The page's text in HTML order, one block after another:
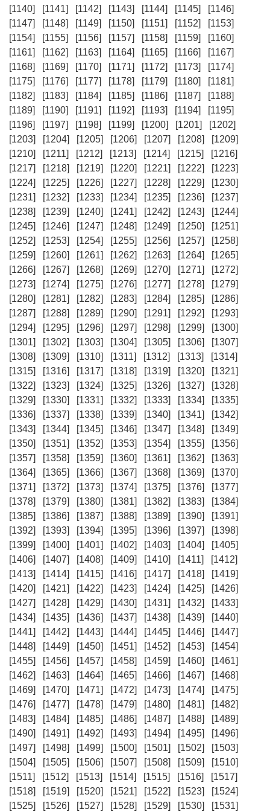
[1140]
[1141] [1142] [1143] [1144] [1145]
[1146]
[1147]
[1148] [1149] [1150] [1151] [1152]
[1153]
[1154]
[1155] [1156] [1157] [1158] [1159]
[1160]
[1161]
[1162] [1163] [1164] [1165] [1166]
[1167]
[1168]
[1169] [1170] [1171] [1172] [1173]
[1174]
[1175]
[1176] [1177] [1178] [1179] [1180]
[1181]
[1182]
[1183] [1184] [1185] [1186] [1187]
[1188]
[1189]
[1190] [1191] [1192] [1193] [1194]
[1195]
[1196]
[1197] [1198] [1199] [1200] [1201]
[1202]
[1203]
[1204] [1205] [1206] [1207] [1208]
[1209]
[1210]
[1211] [1212] [1213] [1214] [1215]
[1216]
[1217]
[1218] [1219] [1220] [1221] [1222]
[1223]
[1224]
[1225] [1226] [1227] [1228] [1229]
[1230]
[1231]
[1232] [1233] [1234] [1235] [1236]
[1237]
[1238]
[1239] [1240] [1241] [1242] [1243]
[1244]
[1245]
[1246] [1247] [1248] [1249] [1250]
[1251]
[1252]
[1253] [1254] [1255] [1256] [1257]
[1258]
[1259]
[1260] [1261] [1262] [1263] [1264]
[1265]
[1266]
[1267] [1268] [1269] [1270] [1271]
[1272]
[1273]
[1274] [1275] [1276] [1277] [1278]
[1279]
[1280]
[1281] [1282] [1283] [1284] [1285]
[1286]
[1287]
[1288] [1289] [1290] [1291] [1292]
[1293]
[1294]
[1295] [1296] [1297] [1298] [1299]
[1300]
[1301]
[1302] [1303] [1304] [1305] [1306]
[1307]
[1308]
[1309] [1310] [1311] [1312] [1313]
[1314]
[1315]
[1316] [1317] [1318] [1319] [1320]
[1321]
[1322]
[1323] [1324] [1325] [1326] [1327]
[1328]
[1329]
[1330] [1331] [1332] [1333] [1334]
[1335]
[1336]
[1337] [1338] [1339] [1340] [1341]
[1342]
[1343]
[1344] [1345] [1346] [1347] [1348]
[1349]
[1350]
[1351] [1352] [1353] [1354] [1355]
[1356]
[1357]
[1358] [1359] [1360] [1361] [1362]
[1363]
[1364]
[1365] [1366] [1367] [1368] [1369]
[1370]
[1371]
[1372] [1373] [1374] [1375] [1376]
[1377]
[1378]
[1379] [1380] [1381] [1382] [1383]
[1384]
[1385]
[1386] [1387] [1388] [1389] [1390]
[1391]
[1392]
[1393] [1394] [1395] [1396] [1397]
[1398]
[1399]
[1400] [1401] [1402] [1403] [1404]
[1405]
[1406]
[1407] [1408] [1409] [1410] [1411]
[1412]
[1413]
[1414] [1415] [1416] [1417] [1418]
[1419]
[1420]
[1421] [1422] [1423] [1424] [1425]
[1426]
[1427]
[1428] [1429] [1430] [1431] [1432]
[1433]
[1434]
[1435] [1436] [1437] [1438] [1439]
[1440]
[1441]
[1442] [1443] [1444] [1445] [1446]
[1447]
[1448]
[1449] [1450] [1451] [1452] [1453]
[1454]
[1455]
[1456] [1457] [1458] [1459] [1460]
[1461]
[1462]
[1463] [1464] [1465] [1466] [1467]
[1468]
[1469]
[1470] [1471] [1472] [1473] [1474]
[1475]
[1476]
[1477] [1478] [1479] [1480] [1481]
[1482]
[1483]
[1484] [1485] [1486] [1487] [1488]
[1489]
[1490]
[1491] [1492] [1493] [1494] [1495]
[1496]
[1497]
[1498] [1499] [1500] [1501] [1502]
[1503]
[1504]
[1505] [1506] [1507] [1508] [1509]
[1510]
[1511]
[1512] [1513] [1514] [1515] [1516]
[1517]
[1518]
[1519] [1520] [1521] [1522] [1523]
[1524]
[1525]
[1526] [1527] [1528] [1529] [1530]
[1531]